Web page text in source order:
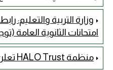
وزارة التربية والتعليم:
امتحانات الثانوية العامة
منظمة HALO Trust تعلن عن وظائف شاغرة